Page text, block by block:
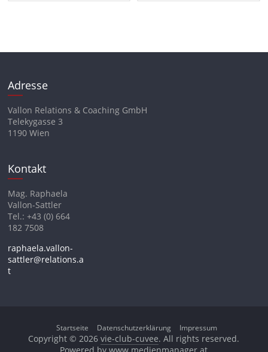
Adresse
Vallon Relations & Coaching GmbH
Telekygasse 3
1190 Wien
Kontakt
Mag. Raphaela
Vallon-Sattler
Tel.: +43 (0) 664
182 7508
raphaela.vallon-
sattler@relations.a
t
Startseite Datenschutzerklärung Impressum
Copyright © 2026vie-club-cuvee. All rights reserved.